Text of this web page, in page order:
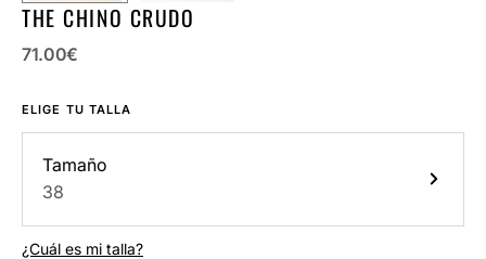
THE CHINO CRUDO
Precio
71.00€
ELIGE TU TALLA
Tamaño
38
¿Cuál es mi talla?